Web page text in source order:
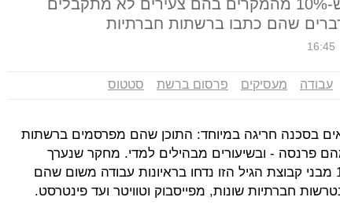
מחקר חדש מגלה ש-10% מהמקרים בהם צעירים לא מתקבלים
שהם כתבו ברשתות חברתיות
16:45
עבודה מעסיקים פרסום ברשת סטטוס
בני 16-34 נמצאים בסכנה חריגה במיוחד: התוכן שהם מפרסמים ברשתות
פרנסה - ובשיעורים מבהילים למדי. מחקר שנערך
לאחרונה מצא שכ-10% מבני קבוצת הגיל הזו נדחו בראיונות עבודה משום שהם
חברתיות שונות, מפייסבוק וטוויטר ועד פינטרסט.